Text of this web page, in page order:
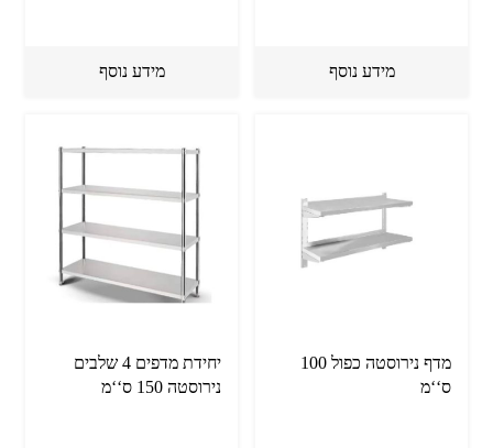
מידע נוסף מידע נוסף
מדף נירוסטה כפול 100
ס‘‘מ
יחידת מדפים 4 שלבים
נירוסטה 150 ס‘‘מ